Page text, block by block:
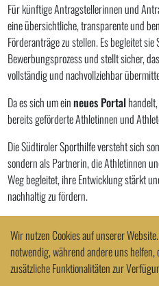
Für künftige Antragstellerinnen und
eine übersichtliche, transparente und
Förderanträge zu stellen. Es begleitet
Bewerbungsprozess und stellt sicher,
vollständig und nachvollziehbar
Da es sich um einneues Portal
bereits geförderte Athletinnen und
Die Südtiroler Sporthilfe versteht sich
sondern als Partnerin, die Athletinnen
Weg begleitet, ihre Entwicklung stärkt
nachhaltig zu fördern.
Wir nutzen Cookies auf unserer
notwendig, während andere uns
zusätzliche Funktionalitäten zur